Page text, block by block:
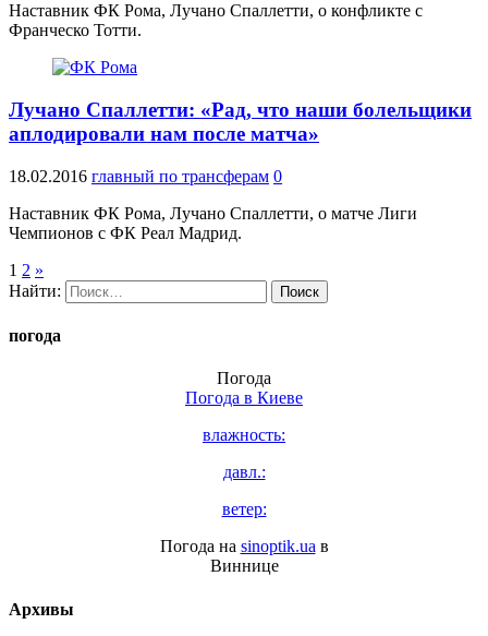
Наставник ФК Рома, Лучано Спаллетти, о конфликте с
Франческо Тотти.
Лучано Спаллетти: «Рад, что наши болельщики
аплодировали нам после матча»
18.02.2016 главный по трансферам 0
Наставник ФК Рома, Лучано Спаллетти, о матче Лиги
Чемпионов с ФК Реал Мадрид.
1 2 »
Найти:
погода
Погода
Погода в Киеве
влажность:
давл.:
ветер:
Погода на sinoptik.uaв
Виннице
Архивы